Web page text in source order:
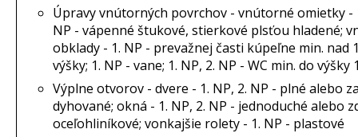
Úpravy vnútorných povrchov - vnútorné omietky -
NP - vápenné štukové, stierkové plsťou hladené;
obklady - 1. NP - prevažnej časti kúpeľne min. nad
výšky; 1. NP - vane; 1. NP, 2. NP - WC min. do výšky
Výplne otvorov - dvere - 1. NP, 2. NP - plné alebo
dyhované; okná - 1. NP, 2. NP - jednoduché alebo
oceľohliníkové; vonkajšie rolety - 1. NP - plastové